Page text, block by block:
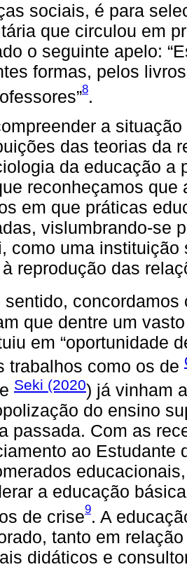
sociais, é para
que circulou em
o seguinte apelo:
formas, pelos
8.
a
das teorias da
da educação a
reconheçamos
em que práticas
vislumbrando-se
como uma
reprodução das
sentido,
que dentre um
em “oportunidade
trabalhos como os de
Seki (2020) já vinham
do ensino
passada. Com as
ao Estudante
a educação
de crise9. A
tanto em
didáticos e